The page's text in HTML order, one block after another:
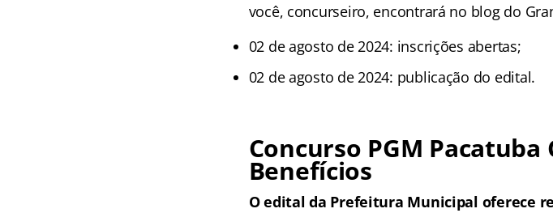
você, concurseiro, encontrará no blog do
02 de agosto de 2024: inscrições abertas;
02 de agosto de 2024: publicação do edital.
Concurso PGM Pacatuba
Benefícios
O edital da Prefeitura Municipal oferece